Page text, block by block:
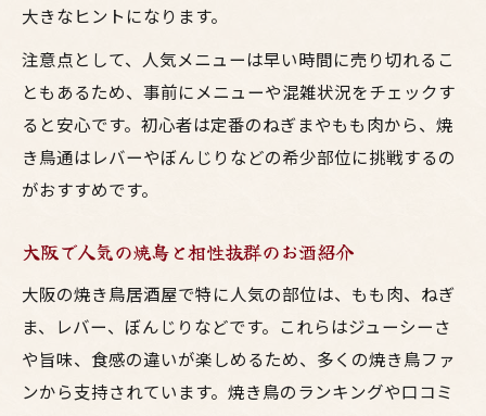
大きなヒントになります。
注意点として、人気メニューは早い時間に売り切れるこ
ともあるため、事前にメニューや混雑状況をチェックす
ると安心です。初心者は定番のねぎまやもも肉から、焼
き鳥通はレバーやぼんじりなどの希少部位に挑戦するの
がおすすめです。
大阪で人気の焼鳥と相性抜群のお酒紹介
大阪の焼き鳥居酒屋で特に人気の部位は、もも肉、ねぎ
ま、レバー、ぼんじりなどです。これらはジューシーさ
や旨味、食感の違いが楽しめるため、多くの焼き鳥ファ
ンから支持されています。焼き鳥のランキングや口コミ